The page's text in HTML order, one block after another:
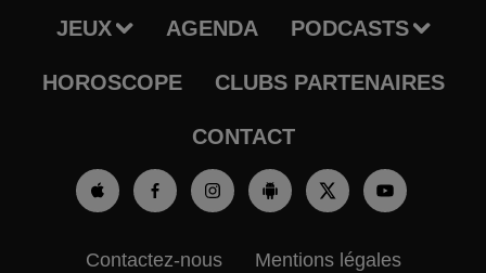
JEUX AGENDA PODCASTS
HOROSCOPE CLUBS PARTENAIRES
CONTACT
Contactez-nous Mentions légales